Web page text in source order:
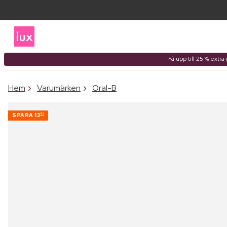
Få upp till 25 % extra
Hem Varumärken Oral-B
SPARA 1300